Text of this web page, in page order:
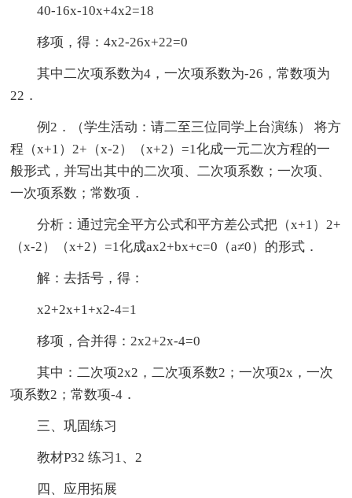
40-16x-10x+4x2=18
移项，得：4x2-26x+22=0
其中二次项系数为4，一次项系数为-26，常数项为
22．
例2．（学生活动：请二至三位同学上台演练） 将方
程（x+1）2+（x-2）（x+2）=1化成一元二次方程的一
般形式，并写出其中的二次项、二次项系数；一次项、
一次项系数；常数项．
分析：通过完全平方公式和平方差公式把（x+1）2+
（x-2）（x+2）=1化成ax2+bx+c=0（a≠0）的形式．
解：去括号，得：
x2+2x+1+x2-4=1
移项，合并得：2x2+2x-4=0
其中：二次项2x2，二次项系数2；一次项2x，一次
项系数2；常数项-4．
三、巩固练习
教材P32 练习1、2
四、应用拓展